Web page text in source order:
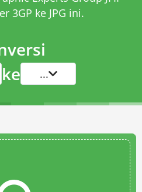
3GP ke JPG ini.
ke ...